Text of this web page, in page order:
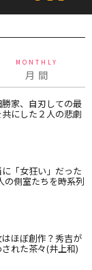
MONTHLY
月 間
勝家、自刃しての最
にした２人の悲劇
に「女狂い」だった
の側室たちを時系列
はほぼ創作？秀吉が
れた茶々(井上和)